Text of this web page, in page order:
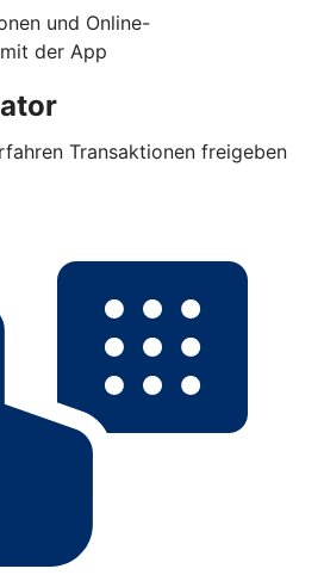
und Online-
der App
Transaktionen freigeben